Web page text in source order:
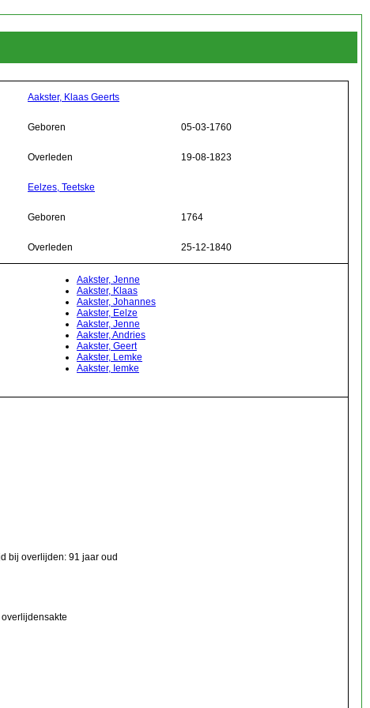
Aakster, Klaas Geerts
Geboren 05-03-1760
Overleden 19-08-1823
Eelzes, Teetske
Geboren 1764
Overleden 25-12-1840
Aakster, Jenne
Aakster, Klaas
Aakster, Johannes
Aakster, Eelze
Aakster, Jenne
Aakster, Andries
Aakster, Geert
Aakster, Lemke
Aakster, Iemke
bij overlijden: 91 jaar oud